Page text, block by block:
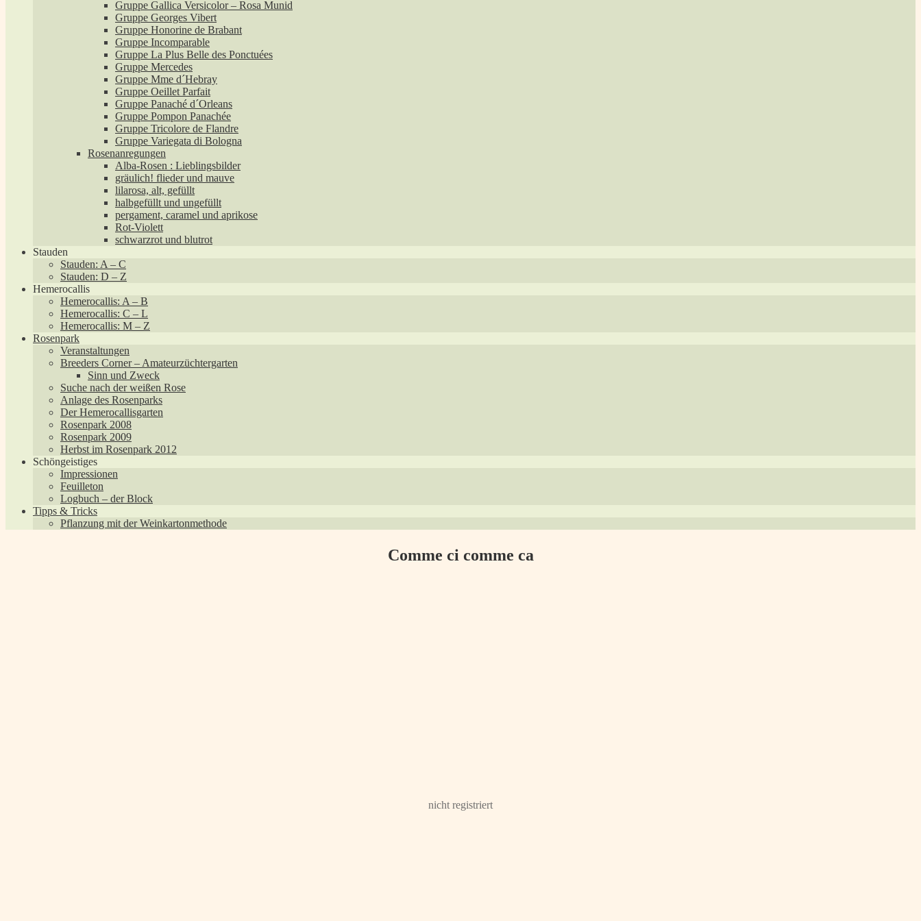
Gruppe Gallica Versicolor – Rosa Munid
Gruppe Georges Vibert
Gruppe Honorine de Brabant
Gruppe Incomparable
Gruppe La Plus Belle des Ponctuées
Gruppe Mercedes
Gruppe Mme d´Hebray
Gruppe Oeillet Parfait
Gruppe Panaché d´Orleans
Gruppe Pompon Panachée
Gruppe Tricolore de Flandre
Gruppe Variegata di Bologna
Rosenanregungen
Alba-Rosen : Lieblingsbilder
gräulich! flieder und mauve
lilarosa, alt, gefüllt
halbgefüllt und ungefüllt
pergament, caramel und aprikose
Rot-Violett
schwarzrot und blutrot
Stauden
Stauden: A – C
Stauden: D – Z
Hemerocallis
Hemerocallis: A – B
Hemerocallis: C – L
Hemerocallis: M – Z
Rosenpark
Veranstaltungen
Breeders Corner – Amateurzüchtergarten
Sinn und Zweck
Suche nach der weißen Rose
Anlage des Rosenparks
Der Hemerocallisgarten
Rosenpark 2008
Rosenpark 2009
Herbst im Rosenpark 2012
Schöngeistiges
Impressionen
Feuilleton
Logbuch – der Block
Tipps & Tricks
Pflanzung mit der Weinkartonmethode
Comme ci comme ca
nicht registriert